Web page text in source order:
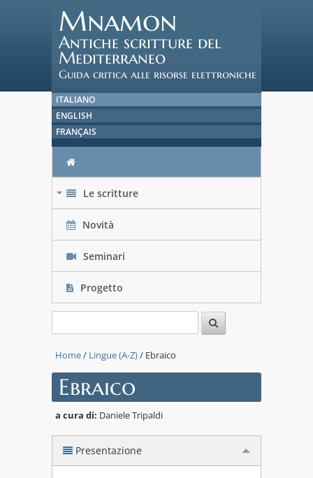
Mnamon
Antiche scritture del
Mediterraneo
Guida critica alle risorse elettroniche
ITALIANO
ENGLISH
FRANÇAIS
Le scritture
Novità
Seminari
Progetto
Home/ Lingue (A-Z)/ Ebraico
Ebraico
a cura di: Daniele Tripaldi
Presentazione